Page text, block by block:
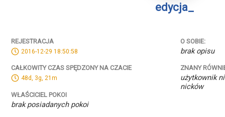
edycja_
REJESTRACJA
2016-12-29 18:50:58
CAŁKOWITY CZAS SPĘDZONY NA CZACIE
48d, 3g, 21m
WŁAŚCICIEL POKOI
brak posiadanych pokoi
O SOBIE:
brak opisu
ZNANY
użytkownik
nicków